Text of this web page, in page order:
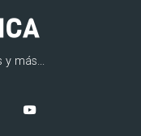
y más...